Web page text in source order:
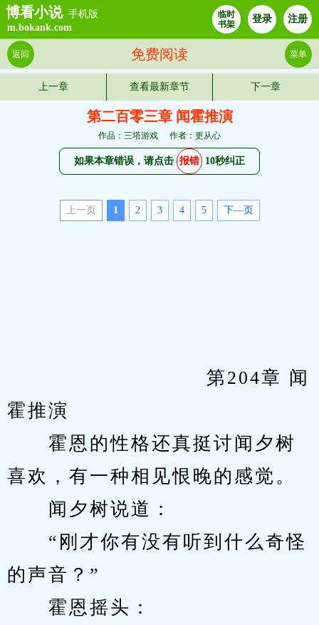
博看小说 手机版
m.bokank.com
临时
书架
登录 注册
免费阅读
返回 菜单
上一章 查看最新章节 下一章
第二百零三章 闻霍推演
作品：三塔游戏 作者：更从心
如果本章错误，请点击 报错 10秒纠正
上一页 1 2 3 4 5 下—页
霍推演
霍恩的性格还真挺讨闻夕树
喜欢，有一种相见恨晚的感觉。
闻夕树说道：
“刚才你有没有听到什么奇怪
的声音？”
霍恩摇头：